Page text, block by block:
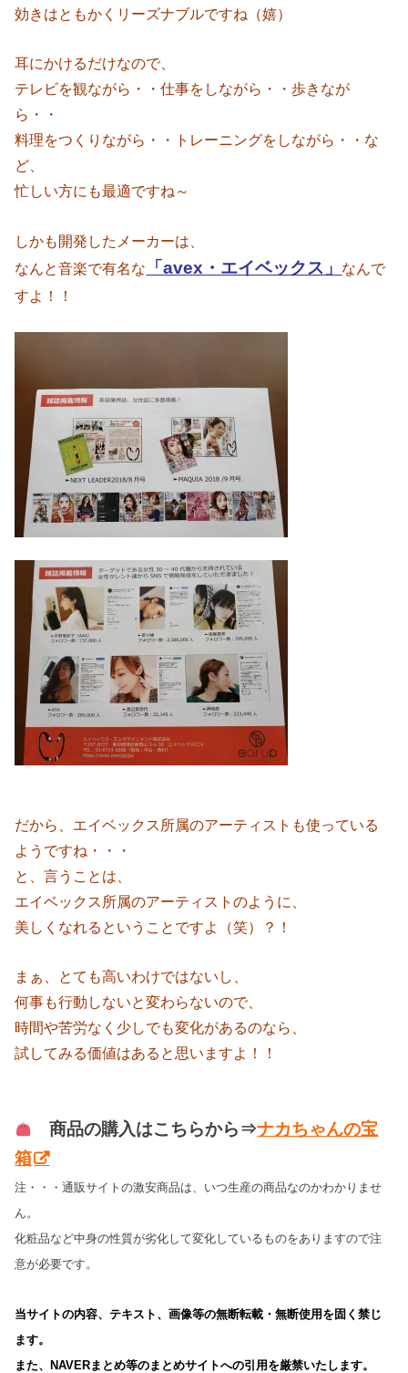
効きはともかくリーズナブルですね（嬉）
耳にかけるだけなので、
テレビを観ながら・・仕事をしながら・・歩きなが
ら・・
料理をつくりながら・・トレーニングをしながら・・な
ど、
忙しい方にも最適ですね～
しかも開発したメーカーは、
なんと音楽で有名な
「avex・エイベックス」
なんで
すよ！！
だから、エイベックス所属のアーティストも使っている
ようですね・・・
と、言うことは、
エイベックス所属のアーティストのように、
美しくなれるということですよ（笑）？！
まぁ、とても高いわけではないし、
何事も行動しないと変わらないので、
時間や苦労なく少しでも変化があるのなら、
試してみる価値はあると思いますよ！！
商品の購入はこちらから⇒ナカちゃんの宝
箱
注・・・通販サイトの激安商品は、いつ生産の商品なのかわかりませ
ん。
化粧品など中身の性質が劣化して変化しているものをありますので注
意が必要です。
当サイトの内容、テキスト、画像等の無断転載・無断使用を固く禁じ
ます。
また、NAVERまとめ等のまとめサイトへの引用を厳禁いたします。